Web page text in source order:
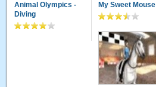
Animal Olympics -
Diving
My Sweet Mouse